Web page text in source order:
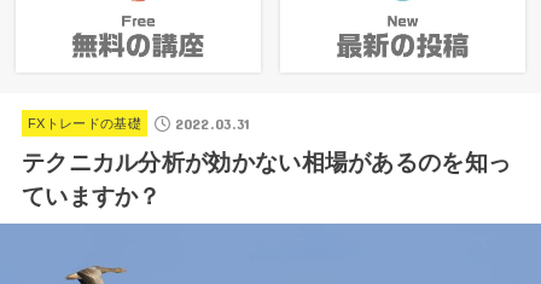
FXトレードの基礎 2022.03.31
テクニカル分析が効かない相場があるのを知っ
ていますか？